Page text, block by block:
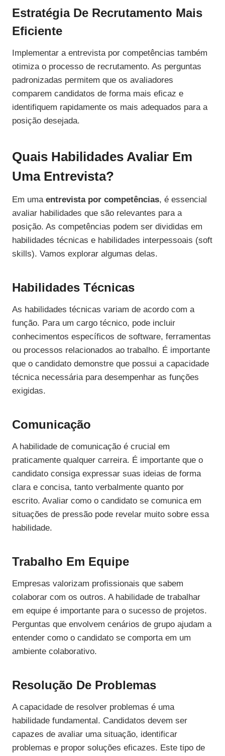
Estratégia De Recrutamento Mais
Eficiente
Implementar a entrevista por competências também
otimiza o processo de recrutamento. As perguntas
padronizadas permitem que os avaliadores
comparem candidatos de forma mais eficaz e
identifiquem rapidamente os mais adequados para a
posição desejada.
Quais Habilidades Avaliar Em
Uma Entrevista?
Em uma entrevista por competências, é essencial
avaliar habilidades que são relevantes para a
posição. As competências podem ser divididas em
habilidades técnicas e habilidades interpessoais (soft
skills). Vamos explorar algumas delas.
Habilidades Técnicas
As habilidades técnicas variam de acordo com a
função. Para um cargo técnico, pode incluir
conhecimentos específicos de software, ferramentas
ou processos relacionados ao trabalho. É importante
que o candidato demonstre que possui a capacidade
técnica necessária para desempenhar as funções
exigidas.
Comunicação
A habilidade de comunicação é crucial em
praticamente qualquer carreira. É importante que o
candidato consiga expressar suas ideias de forma
clara e concisa, tanto verbalmente quanto por
escrito. Avaliar como o candidato se comunica em
situações de pressão pode revelar muito sobre essa
habilidade.
Trabalho Em Equipe
Empresas valorizam profissionais que sabem
colaborar com os outros. A habilidade de trabalhar
em equipe é importante para o sucesso de projetos.
Perguntas que envolvem cenários de grupo ajudam a
entender como o candidato se comporta em um
ambiente colaborativo.
Resolução De Problemas
A capacidade de resolver problemas é uma
habilidade fundamental. Candidatos devem ser
capazes de avaliar uma situação, identificar
problemas e propor soluções eficazes. Este tipo de